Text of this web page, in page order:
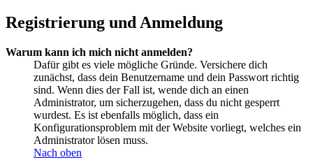
Registrierung und Anmeldung
Warum kann ich mich nicht anmelden?
Dafür gibt es viele mögliche Gründe. Versichere dich
zunächst, dass dein Benutzername und dein Passwort richtig
sind. Wenn dies der Fall ist, wende dich an einen
Administrator, um sicherzugehen, dass du nicht gesperrt
wurdest. Es ist ebenfalls möglich, dass ein
Konfigurationsproblem mit der Website vorliegt, welches ein
Administrator lösen muss.
Nach oben